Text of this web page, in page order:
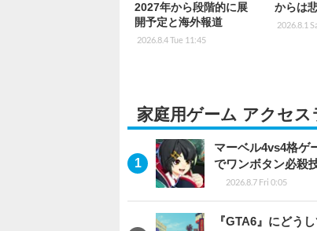
2027年から段階的に展
開予定と海外報道
2026.8.4 Tue 11:45
からは
2026.8.1
家庭用ゲーム アクセ
マーベル4vs4格ゲ
でワンボタン必殺
2026.8.7 Fri 0:05
『GTA6』にどう